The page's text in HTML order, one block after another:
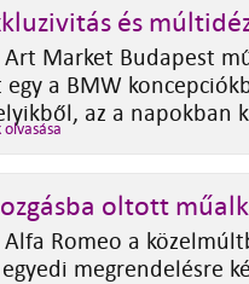
és
Art Market Budapest
egy a BMW
az a napokban
olvasása
oltott
Alfa Romeo a
egyedi megrendelésre